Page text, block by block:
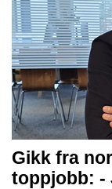
Gikk fra
toppjobb: -